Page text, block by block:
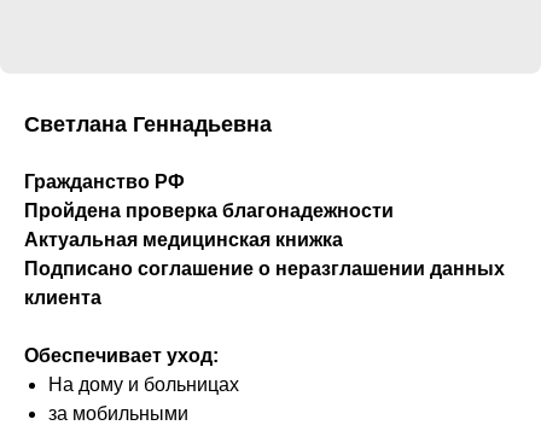
Светлана Геннадьевна
Гражданство РФ
Пройдена проверка благонадежности
Актуальная медицинская книжка
Подписано соглашение о неразглашении данных
клиента
Обеспечивает уход:
На дому и больницах
за мобильными